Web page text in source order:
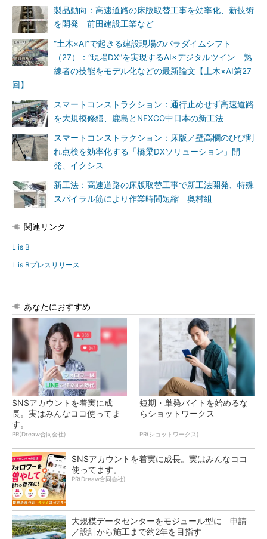
製品動向：高速道路の床版取替工事を効率化、新技術
を開発 前田建設工業など
“土木×AI”で起きる建設現場のパラダイムシフト
（27）：“現場DX”を実現するAI×デジタルツイン 熟
練者の技能をモデル化などの最新論文【土木×AI第27
回】
スマートコンストラクション：通行止めせず高速道路
を大規模修繕、鹿島とNEXCO中日本の新工法
スマートコンストラクション：床版／壁高欄のひび割
れ点検を効率化する「橋梁DXソリューション」開
発、イクシス
新工法：高速道路の床版取替工事で新工法開発、特殊
スパイラル筋により作業時間短縮 奥村組
関連リンク
L is B
L is Bプレスリリース
あなたにおすすめ
SNSアカウントを着実に成
長。実はみんなココ使ってま
す。
PR(Dreaw合同会社)
短期・単発バイトを始めるな
らショットワークス
PR(ショットワークス)
SNSアカウントを着実に成長。実はみんなココ
使ってます。
PR(Dreaw合同会社)
大規模データセンターをモジュール型に 申請
／設計から施工まで約2年を目指す